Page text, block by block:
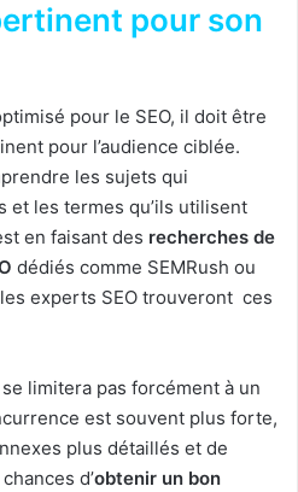
pour son
pour le SEO, il doit être
pour l’audience ciblée.
les sujets qui
et les termes qu’ils utilisent
en faisant des recherches de
dédiés comme SEMRush ou
experts SEO trouveront ces
limitera pas forcément à un
est souvent plus forte,
plus détaillés et de
d’obtenir un bon